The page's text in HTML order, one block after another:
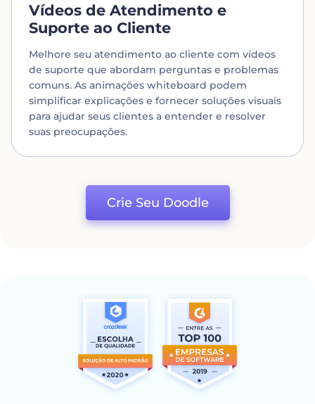
Vídeos de Atendimento e
Suporte ao Cliente
Melhore seu atendimento ao cliente com vídeos
de suporte que abordam perguntas e problemas
comuns. As animações whiteboard podem
simplificar explicações e fornecer soluções visuais
para ajudar seus clientes a entender e resolver
suas preocupações.
Crie Seu Doodle